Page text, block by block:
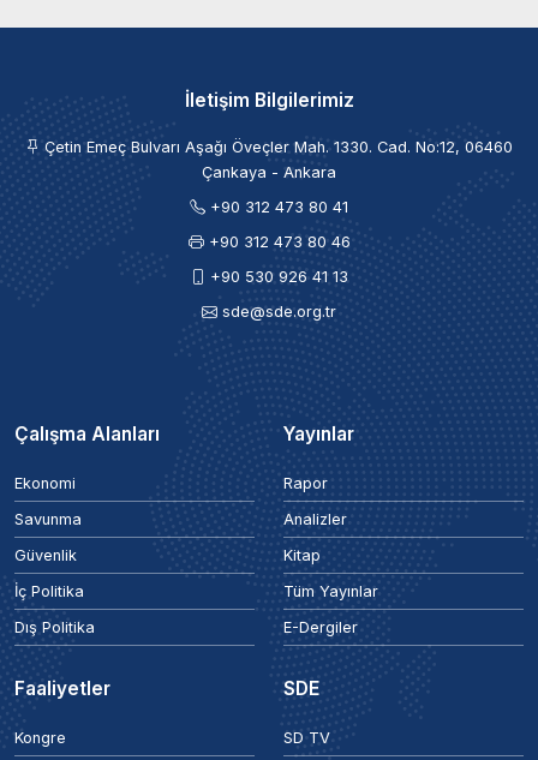
İletişim Bilgilerimiz
Çetin Emeç Bulvarı Aşağı Öveçler Mah. 1330. Cad. No:12, 06460
Çankaya - Ankara
+90 312 473 80 41
+90 312 473 80 46
+90 530 926 41 13
sde@sde.org.tr
Çalışma Alanları
Ekonomi
Savunma
Güvenlik
İç Politika
Dış Politika
Yayınlar
Rapor
Analizler
Kitap
Tüm Yayınlar
E-Dergiler
Faaliyetler
Kongre
SDE
SD TV